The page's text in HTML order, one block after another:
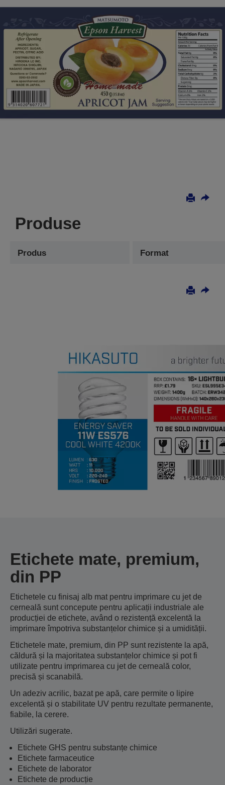
Produse
Produs Format
Etichete mate, premium,
din PP
Etichetele cu finisaj alb mat pentru imprimare cu jet de
cerneală sunt concepute pentru aplicații industriale ale
producției de etichete, având o rezistență excelentă la
imprimare împotriva substanțelor chimice și a umidității.
Etichetele mate, premium, din PP sunt rezistente la apă,
căldură și la majoritatea substanțelor chimice și pot fi
utilizate pentru imprimarea cu jet de cerneală color,
precisă și scanabilă.
Un adeziv acrilic, bazat pe apă, care permite o lipire
excelentă și o stabilitate UV pentru rezultate permanente,
fiabile, la cerere.
Utilizări sugerate.
Etichete GHS pentru substanțe chimice
Etichete farmaceutice
Etichete de laborator
Etichete de producție